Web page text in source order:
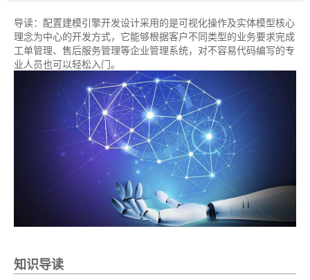
导读： 配置建模引擎开发设计采用的是可视化操作及实体模型核心
理念为中心的开发方式，它能够根据客户不同类型的业务要求完成
工单管理、售后服务管理等企业管理系统，对不容易代码编写的专
业人员也可以轻松入门。
知识导读